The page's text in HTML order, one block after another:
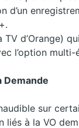
d’un
d’Orange)
l’option
Demande
sur
liés à la VO